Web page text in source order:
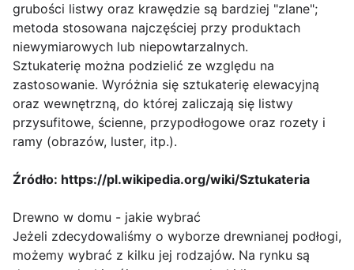
grubości listwy oraz krawędzie są bardziej "zlane";
metoda stosowana najczęściej przy produktach
niewymiarowych lub niepowtarzalnych.
Sztukaterię można podzielić ze względu na
zastosowanie. Wyróżnia się sztukaterię elewacyjną
oraz wewnętrzną, do której zaliczają się listwy
przysufitowe, ścienne, przypodłogowe oraz rozety i
ramy (obrazów, luster, itp.).
Źródło: https://pl.wikipedia.org/wiki/Sztukateria
Drewno w domu - jakie wybrać
Jeżeli zdecydowaliśmy o wyborze drewnianej podłogi,
możemy wybrać z kilku jej rodzajów. Na rynku są